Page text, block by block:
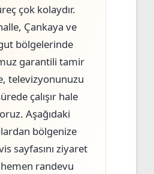
çok kolaydır.
Çankaya ve
bölgelerinde
garantili tamir
televizyonunuzu
çalışır hale
Aşağıdaki
bölgenize
sayfasını ziyaret
randevu